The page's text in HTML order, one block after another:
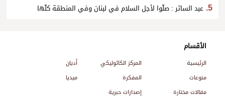
عبد الساتر : صلّوا لأجل السلام في لبنان وفي المنطقة كلّها
الأقسام
الرئيسية المركز الكاثوليكي
أديان
منوعات
المفكرة
ميديا
مقالات مختارة
إصدارات حبرية